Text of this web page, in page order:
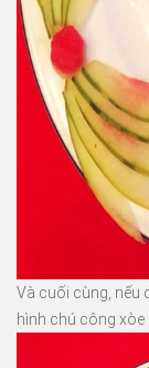
Và cuối cùng, nếu
hình chú công xòe